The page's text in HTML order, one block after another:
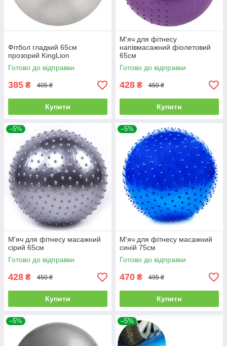
Фітбол гладкий 65см
прозорий KingLion
Готово до відправки
385 ₴ 405 ₴
Купити
М'яч для фітнесу
напівмасажний фіолетовий
65см
Готово до відправки
428 ₴ 450 ₴
Купити
–5%
М'яч для фітнесу масажний
сірий 65см
Готово до відправки
428 ₴ 450 ₴
Купити
–5%
М'яч для фітнесу масажний
синій 75см
Готово до відправки
470 ₴ 495 ₴
Купити
–5% –5%